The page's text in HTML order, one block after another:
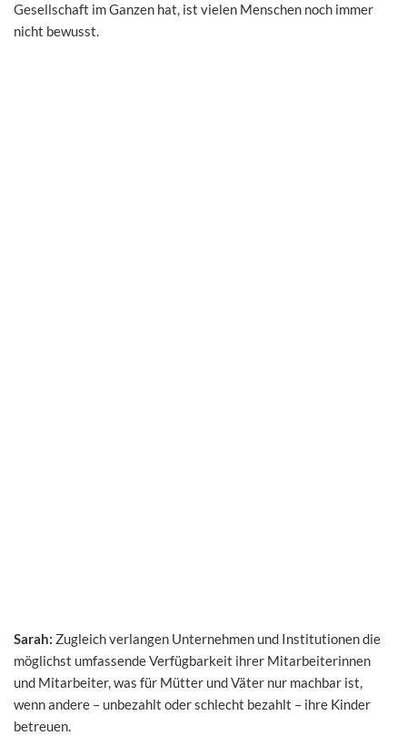
Gesellschaft im Ganzen hat, ist vielen Menschen noch immer
nicht bewusst.
Sarah: Zugleich verlangen Unternehmen und Institutionen die
möglichst umfassende Verfügbarkeit ihrer Mitarbeiterinnen
und Mitarbeiter, was für Mütter und Väter nur machbar ist,
wenn andere – unbezahlt oder schlecht bezahlt – ihre Kinder
betreuen.